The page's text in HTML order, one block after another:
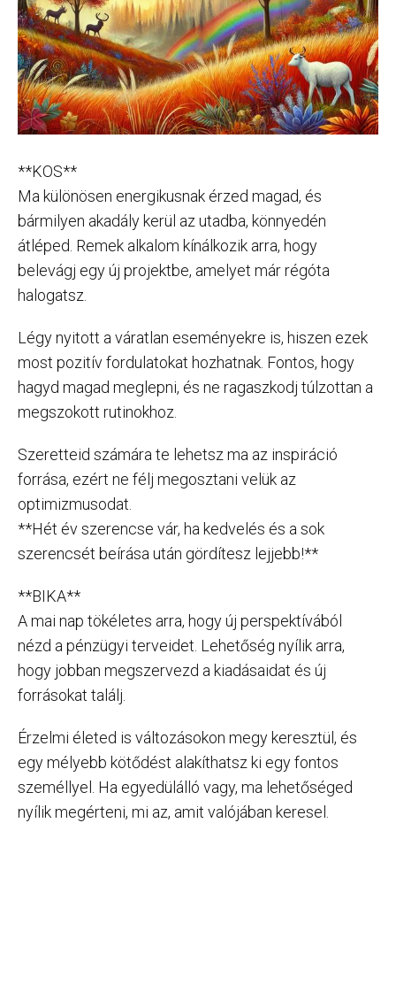
**KOS**
Ma különösen energikusnak érzed magad, és
bármilyen akadály kerül az utadba, könnyedén
átléped. Remek alkalom kínálkozik arra, hogy
belevágj egy új projektbe, amelyet már régóta
halogatsz.
Légy nyitott a váratlan eseményekre is, hiszen ezek
most pozitív fordulatokat hozhatnak. Fontos, hogy
hagyd magad meglepni, és ne ragaszkodj túlzottan a
megszokott rutinokhoz.
Szeretteid számára te lehetsz ma az inspiráció
forrása, ezért ne félj megosztani velük az
optimizmusodat.
**Hét év szerencse vár, ha kedvelés és a sok
szerencsét beírása után gördítesz lejjebb!**
**BIKA**
A mai nap tökéletes arra, hogy új perspektívából
nézd a pénzügyi terveidet. Lehetőség nyílik arra,
hogy jobban megszervezd a kiadásaidat és új
forrásokat találj.
Érzelmi életed is változásokon megy keresztül, és
egy mélyebb kötődést alakíthatsz ki egy fontos
személlyel. Ha egyedülálló vagy, ma lehetőséged
nyílik megérteni, mi az, amit valójában keresel.